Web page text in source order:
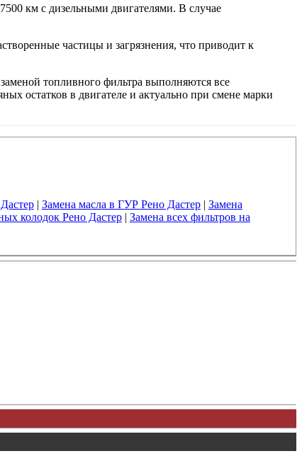
км с дизельными двигателями. В случае
частицы и загрязнения, что приводит к
топливного фильтра выполняются все
остатков в двигателе и актуально при смене марки
| Замена масла в ГУР Рено Дастер| Замена
колодок Рено Дастер| Замена всех фильтров на